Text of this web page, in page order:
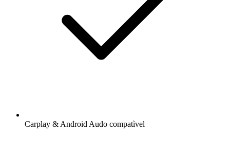
Carplay & Android Audo compatìvel